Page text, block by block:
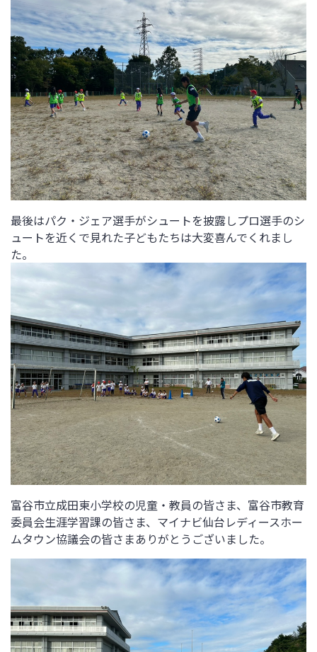
最後はパク・ジェア選手がシュートを披露しプロ選手のシ
ュートを近くで見れた子どもたちは大変喜んでくれまし
た。
富谷市立成田東小学校の児童・教員の皆さま、富谷市教育
委員会生涯学習課の皆さま、マイナビ仙台レディースホー
ムタウン協議会の皆さまありがとうございました。